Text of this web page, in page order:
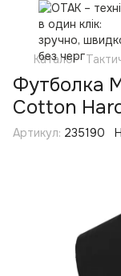
Каталог
Футболка
Cotton
Артикул: 235190